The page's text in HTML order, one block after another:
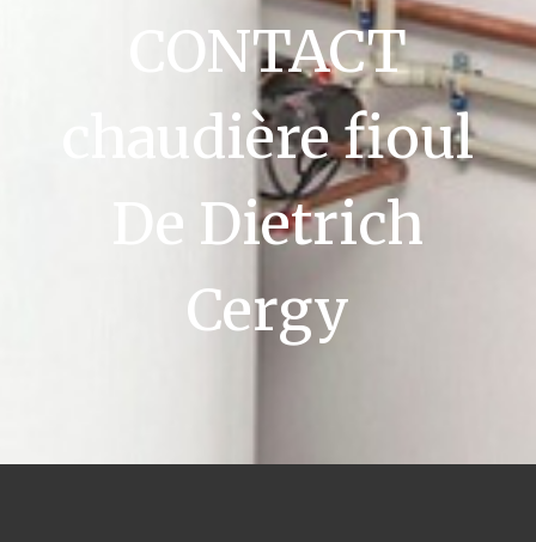
CONTACT
chaudière fioul
De Dietrich
Cergy